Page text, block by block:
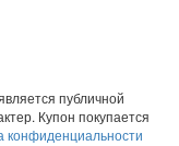
публичной
Купон покупается
конфиденциальности